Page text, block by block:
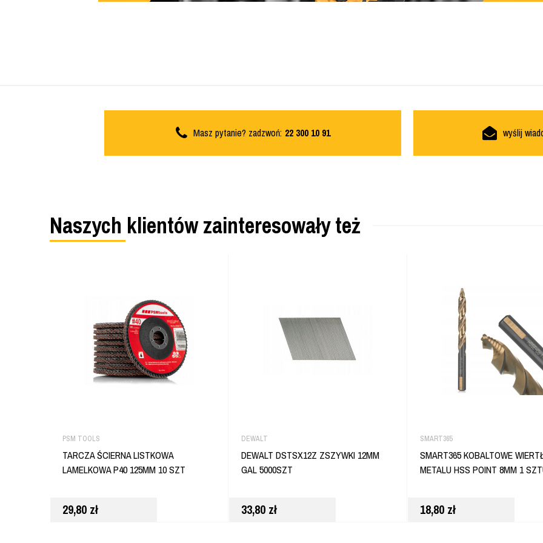
Masz pytanie? zadzwoń: 22 300 10 91 wyślij
Naszych klientów zainteresowały też
PSM TOOLS
TARCZA ŚCIERNA LISTKOWA
LAMELKOWA P40 125MM 10 SZT
29,80 zł
DEWALT
DEWALT DSTSX12Z ZSZYWKI 12MM
GAL 5000SZT
33,80 zł
SMART365
SMART365 KOBALTOWE
METALU HSS POINT 8MM 1
18,80 zł